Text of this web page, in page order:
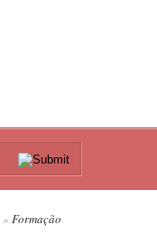
» Formação